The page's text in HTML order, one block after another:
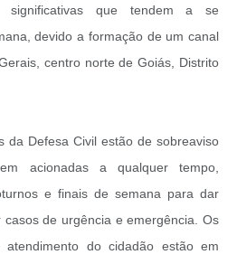
significativas que tendem a se
devido a formação de um canal
centro norte de Goiás, Distrito
da Defesa Civil estão de sobreaviso
acionadas a qualquer tempo,
e finais de semana para dar
de urgência e emergência. Os
atendimento do cidadão estão em